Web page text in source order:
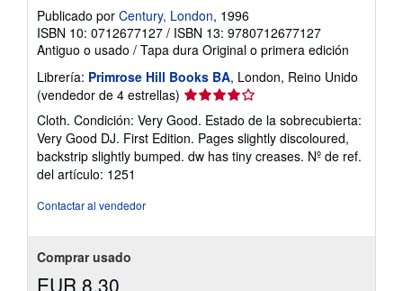
Publicado por Century, London, 1996
ISBN 10: 0712677127 / ISBN 13: 9780712677127
Antiguo o usado / Tapa dura Original o primera edición
Librería: Primrose Hill Books BA, London, Reino Unido
(vendedor de 4 estrellas) Calificación
del
vendedor:
4
de
Cloth. Condición: Very Good. Estado de la sobrecubierta:
Very Good DJ. First Edition. Pages slightly discoloured,
backstrip slightly bumped. dw has tiny creases. Nº de ref.
del artículo: 1251
Contactar al vendedor
Comprar usado
EUR 8,30